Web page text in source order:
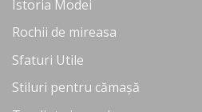
Istoria Modei
Rochii de mireasa
Sfaturi Utile
Stiluri pentru cămașă